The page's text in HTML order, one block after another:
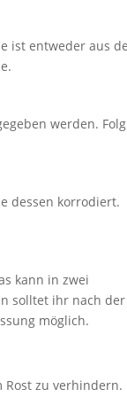
ist entweder aus
werden.
dessen korrodiert.
kann in zwei
solltet ihr nach der
möglich.
Rost zu verhindern.